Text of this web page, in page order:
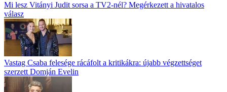
Mi lesz Vitányi Judit sorsa a TV2-nél? Megérkezett a hivatalos
válasz
Vastag Csaba felesége rácáfolt a kritikákra: újabb végzettséget
szerzett Domján Evelin